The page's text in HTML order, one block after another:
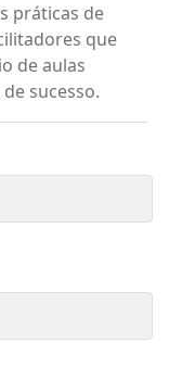
práticas de
que
de aulas
sucesso.